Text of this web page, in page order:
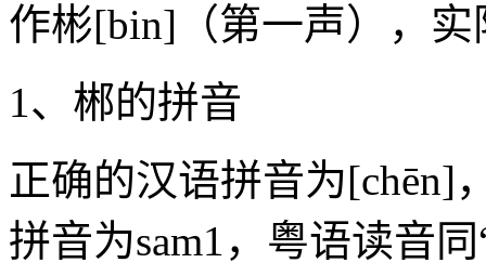
作彬[bin]（第一声），
1、郴的拼音
正确的汉语拼音为[chēn]
拼音为sam1，粤语读音同